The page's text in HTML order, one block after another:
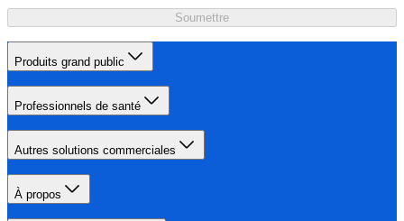
Soumettre
Produits grand public
Professionnels de santé
Autres solutions commerciales
À propos